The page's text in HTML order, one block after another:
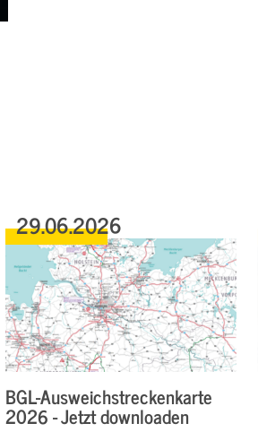
29.06.2026
BGL-Ausweichstreckenkarte
2026 - Jetzt downloaden